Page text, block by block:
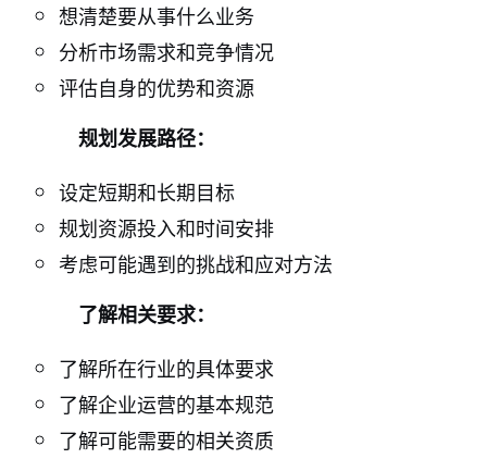
想清楚要从事什么业务
分析市场需求和竞争情况
评估自身的优势和资源
规划发展路径：
设定短期和长期目标
规划资源投入和时间安排
考虑可能遇到的挑战和应对方法
了解相关要求：
了解所在行业的具体要求
了解企业运营的基本规范
了解可能需要的相关资质